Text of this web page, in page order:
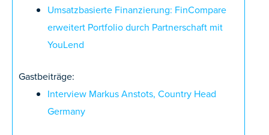
Umsatzbasierte Finanzierung: FinCompare
erweitert Portfolio durch Partnerschaft mit
YouLend
Gastbeiträge:
Interview Markus Anstots, Country Head
Germany